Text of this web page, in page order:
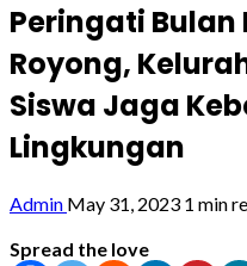
Peringati Bulan
Royong,
Siswa Jaga
Lingkungan
Admin May 31, 2023 1 min
Spread the love